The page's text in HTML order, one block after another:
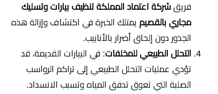
فريق شركة اعتماد المملكة تنظيف بيارات وتسليك
مجاري بالقصيم يمتلك الخبرة في اكتشاف وإزالة هذه
الجذور دون إلحاق أضرار بالأنابيب.
التحلل الطبيعي للمخلفات: في البيارات القديمة، قد
تؤدي عمليات التحلل الطبيعي إلى تراكم الرواسب
الصلبة التي تعوق تدفق المياه وتسبب الانسداد.